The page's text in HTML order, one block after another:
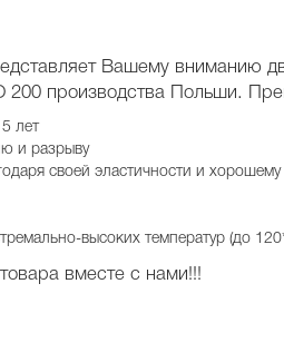
Вашему вниманию
200 производства Польши.
лет
и разрыву
своей эластичности и
высоких температур (до
вместе с нами!!!